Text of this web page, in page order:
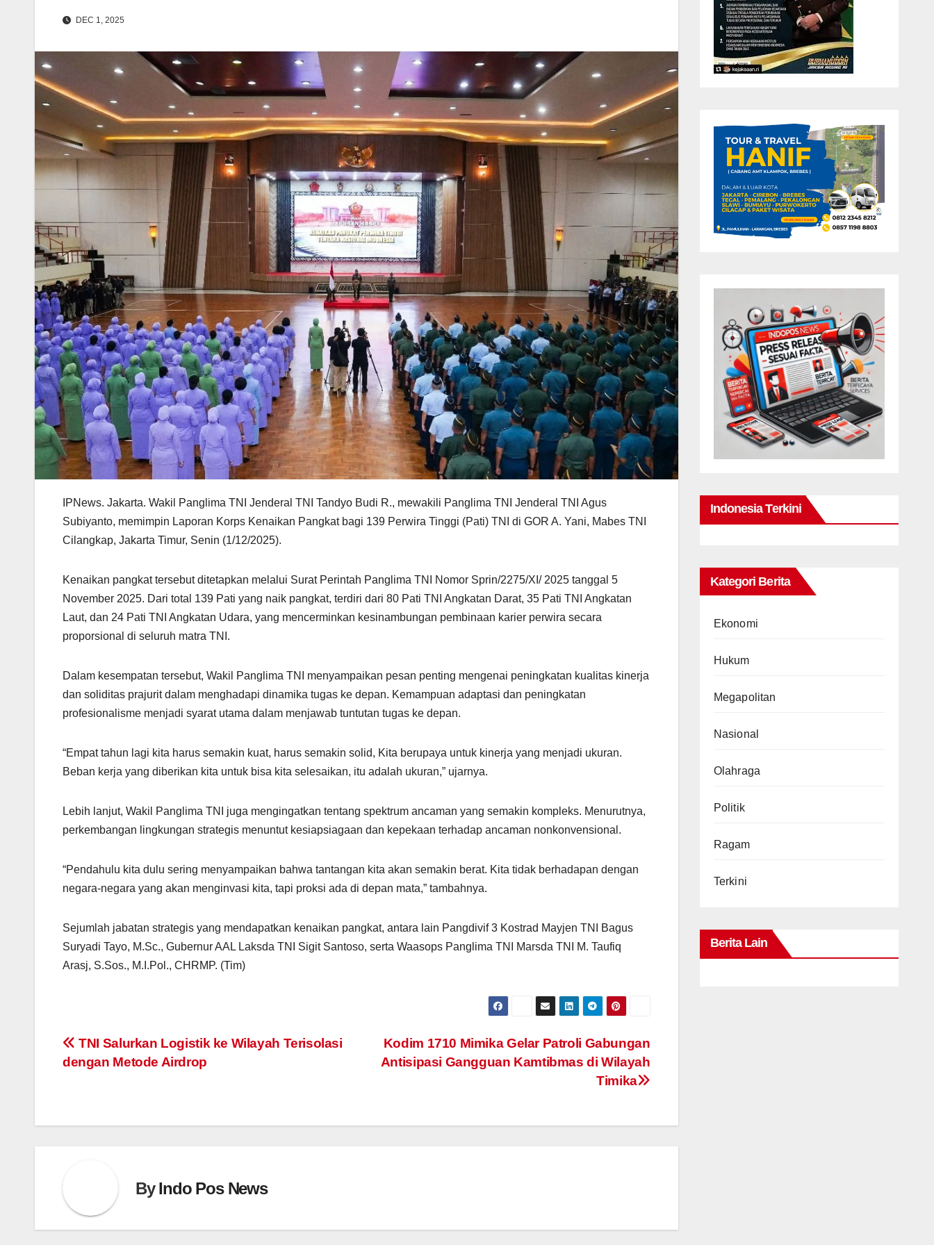
DEC 1, 2025
IPNews. Jakarta. Wakil Panglima TNI Jenderal TNI Tandyo Budi R., mewakili Panglima TNI Jenderal TNI Agus
Subiyanto, memimpin Laporan Korps Kenaikan Pangkat bagi 139 Perwira Tinggi (Pati) TNI di GOR A. Yani, Mabes TNI
Cilangkap, Jakarta Timur, Senin (1/12/2025).
Kenaikan pangkat tersebut ditetapkan melalui Surat Perintah Panglima TNI Nomor Sprin/2275/XI/ 2025 tanggal 5
November 2025. Dari total 139 Pati yang naik pangkat, terdiri dari 80 Pati TNI Angkatan Darat, 35 Pati TNI Angkatan
Laut, dan 24 Pati TNI Angkatan Udara, yang mencerminkan kesinambungan pembinaan karier perwira secara
proporsional di seluruh matra TNI.
Dalam kesempatan tersebut, Wakil Panglima TNI menyampaikan pesan penting mengenai peningkatan kualitas kinerja
dan soliditas prajurit dalam menghadapi dinamika tugas ke depan. Kemampuan adaptasi dan peningkatan
profesionalisme menjadi syarat utama dalam menjawab tuntutan tugas ke depan.
“Empat tahun lagi kita harus semakin kuat, harus semakin solid, Kita berupaya untuk kinerja yang menjadi ukuran.
Beban kerja yang diberikan kita untuk bisa kita selesaikan, itu adalah ukuran,” ujarnya.
Lebih lanjut, Wakil Panglima TNI juga mengingatkan tentang spektrum ancaman yang semakin kompleks. Menurutnya,
perkembangan lingkungan strategis menuntut kesiapsiagaan dan kepekaan terhadap ancaman nonkonvensional.
“Pendahulu kita dulu sering menyampaikan bahwa tantangan kita akan semakin berat. Kita tidak berhadapan dengan
negara-negara yang akan menginvasi kita, tapi proksi ada di depan mata,” tambahnya.
Sejumlah jabatan strategis yang mendapatkan kenaikan pangkat, antara lain Pangdivif 3 Kostrad Mayjen TNI Bagus
Suryadi Tayo, M.Sc., Gubernur AAL Laksda TNI Sigit Santoso, serta Waasops Panglima TNI Marsda TNI M. Taufiq
Arasj, S.Sos., M.I.Pol., CHRMP. (Tim)
Post
navigation
Kodim 1710 Mimika Gelar Patroli Gabungan
Antisipasi Gangguan Kamtibmas di Wilayah
Timika
TNI Salurkan Logistik ke Wilayah Terisolasi
dengan Metode Airdrop
ByIndo Pos News
Indonesia Terkini
Kategori Berita
Ekonomi
Hukum
Megapolitan
Nasional
Olahraga
Politik
Ragam
Terkini
Berita Lain